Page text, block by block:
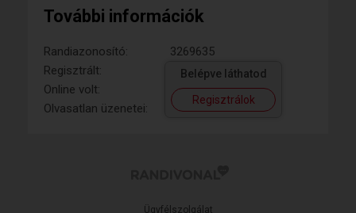
További információk
Randiazonosító:
3269635
Regisztrált:
Online volt:
Olvasatlan üzenetei:
Belépve láthatod
Regisztrálok
Ügyfélszolgálat